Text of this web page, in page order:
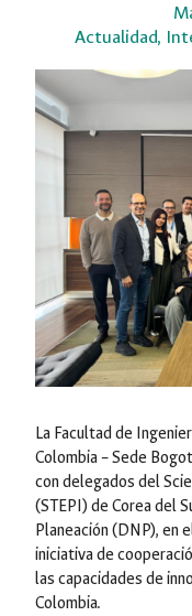
Actualidad,
La Facultad de
Colombia – Sede
con delegados del
(STEPI) de Corea del
Planeación (DNP), en
iniciativa de
las capacidades de
Colombia.